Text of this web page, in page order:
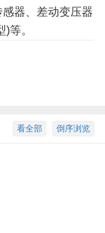
器、差动变压器
等。
倒序浏览
看全部